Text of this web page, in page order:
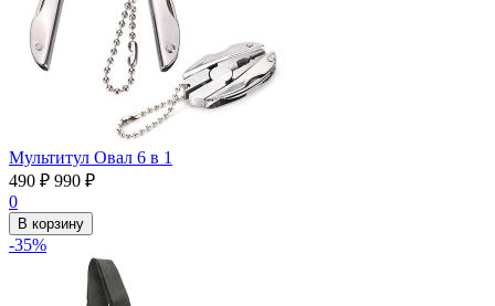
Мультитул Овал 6 в 1
490 ₽ 990 ₽
0
В корзину
-35%